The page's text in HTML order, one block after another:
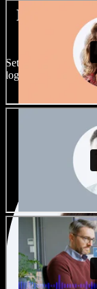
Banyak
Setiap projek boleh
loghat, laraskan ikut